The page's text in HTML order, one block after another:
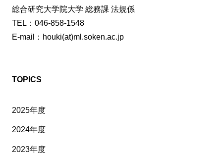
総合研究大学院大学 総務課 法規係
TEL：046-858-1548
E-mail：houki(at)ml.soken.ac.jp
TOPICS
2025年度
2024年度
2023年度